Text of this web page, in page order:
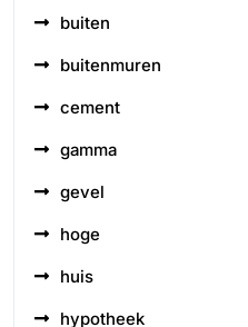
buiten
buitenmuren
cement
gamma
gevel
hoge
huis
hypotheek